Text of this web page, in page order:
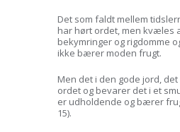
Det som faldt mellem
har hørt ordet, men kvæles
bekymringer og rigdomme
ikke bærer moden frugt.
Men det i den gode jord,
ordet og bevarer det i et
er udholdende og bærer
15).